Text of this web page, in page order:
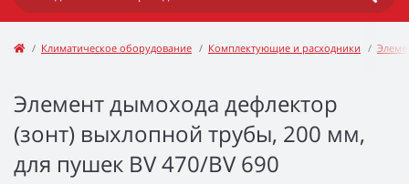
Климатическое оборудование Комплектующие и расходники
Элемент дымохода дефлектор
(зонт) выхлопной трубы, 200 мм,
для пушек BV 470/BV 690